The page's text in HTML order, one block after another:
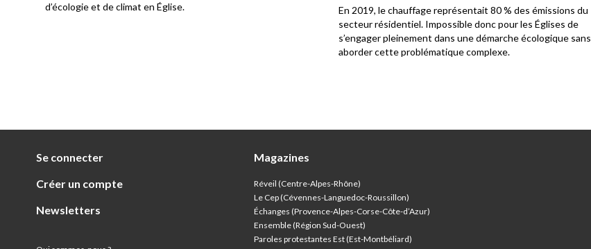
d’écologie et de climat en Église.
En 2019, le chauffage représentait 80 % des émissions du
secteur résidentiel. Impossible donc pour les Églises de
s’engager pleinement dans une démarche écologique sans
aborder cette problématique complexe.
Se connecter
Créer un compte
Newsletters
Magazines
Réveil (Centre-Alpes-Rhône)
Le Cep (Cévennes-Languedoc-Roussillon)
Échanges (Provence-Alpes-Corse-Côte-d’Azur)
Ensemble (Région Sud-Ouest)
Paroles protestantes Est (Est-Montbéliard)